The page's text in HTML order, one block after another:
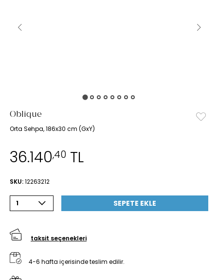
Oblique
Orta Sehpa, 186x30 cm (GxY)
36.140,40 TL
SKU:12263212
1 SEPETE EKLE
taksit seçenekleri
4-6 hafta içerisinde teslim edilir.